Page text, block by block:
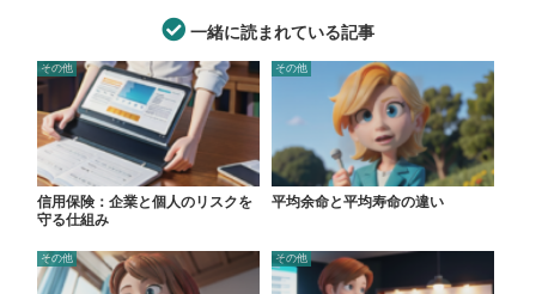
一緒に読まれている記事
その他
信用保険：企業と個人のリスクを
守る仕組み
その他
平均余命と平均寿命の違い
その他 その他